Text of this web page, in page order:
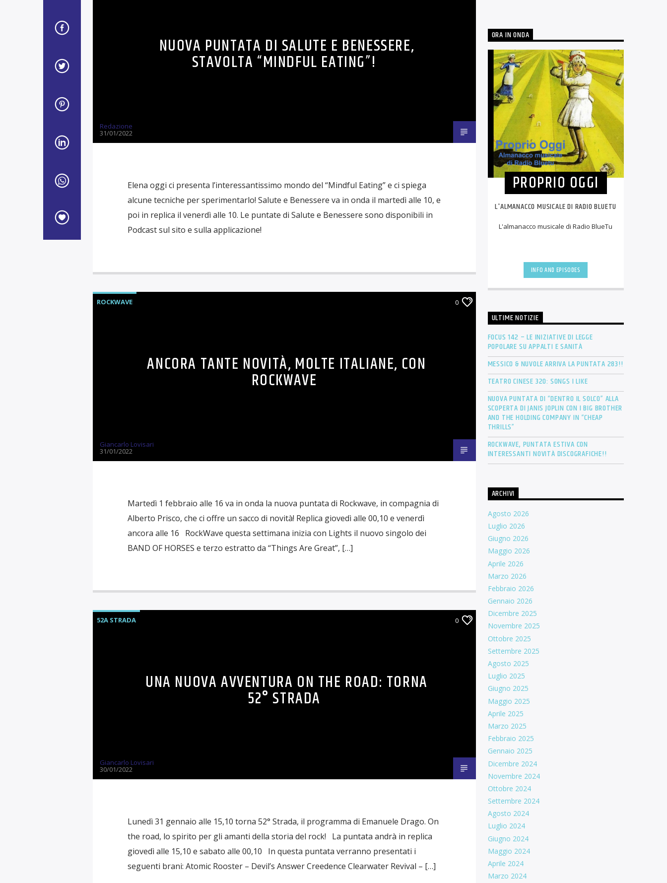
NUOVA PUNTATA DI SALUTE E BENESSERE,
STAVOLTA “MINDFUL EATING”!
Redazione
31/01/2022
Elena oggi ci presenta l’interessantissimo mondo del “Mindful Eating” e ci spiega
alcune tecniche per sperimentarlo! Salute e Benessere va in onda il martedì alle 10, e
poi in replica il venerdì alle 10. Le puntate di Salute e Benessere sono disponibili in
Podcast sul sito e sulla applicazione!
ROCKWAVE 0
ANCORA TANTE NOVITÀ, MOLTE ITALIANE, CON
ROCKWAVE
Giancarlo Lovisari
31/01/2022
Martedì 1 febbraio alle 16 va in onda la nuova puntata di Rockwave, in compagnia di
Alberto Prisco, che ci offre un sacco di novità! Replica giovedì alle 00,10 e venerdì
ancora alle 16 RockWave questa settimana inizia con Lights il nuovo singolo dei
BAND OF HORSES e terzo estratto da “Things Are Great”, […]
52A STRADA 0
UNA NUOVA AVVENTURA ON THE ROAD: TORNA
52° STRADA
Giancarlo Lovisari
30/01/2022
Lunedì 31 gennaio alle 15,10 torna 52° Strada, il programma di Emanuele Drago. On
the road, lo spirito per gli amanti della storia del rock! La puntata andrà in replica
giovedì alle 15,10 e sabato alle 00,10 In questa puntata verranno presentati i
seguenti brani: Atomic Rooster – Devil’s Answer Creedence Clearwater Revival – […]
ORA IN ONDA
PROPRIO OGGI
L'ALMANACCO MUSICALE DI RADIO BLUETU
L'almanacco musicale di Radio BlueTu
INFO AND EPISODES
ULTIME NOTIZIE
FOCUS 142 – LE INIZIATIVE DI LEGGE
POPOLARE SU APPALTI E SANITÀ
MESSICO & NUVOLE ARRIVA LA PUNTATA 283!!
TEATRO CINESE 320: SONGS I LIKE
NUOVA PUNTATA DI “DENTRO IL SOLCO” ALLA
SCOPERTA DI JANIS JOPLIN CON I BIG BROTHER
AND THE HOLDING COMPANY IN “CHEAP
THRILLS”
ROCKWAVE, PUNTATA ESTIVA CON
INTERESSANTI NOVITÀ DISCOGRAFICHE!!
ARCHIVI
Agosto 2026
Luglio 2026
Giugno 2026
Maggio 2026
Aprile 2026
Marzo 2026
Febbraio 2026
Gennaio 2026
Dicembre 2025
Novembre 2025
Ottobre 2025
Settembre 2025
Agosto 2025
Luglio 2025
Giugno 2025
Maggio 2025
Aprile 2025
Marzo 2025
Febbraio 2025
Gennaio 2025
Dicembre 2024
Novembre 2024
Ottobre 2024
Settembre 2024
Agosto 2024
Luglio 2024
Giugno 2024
Maggio 2024
Aprile 2024
Marzo 2024